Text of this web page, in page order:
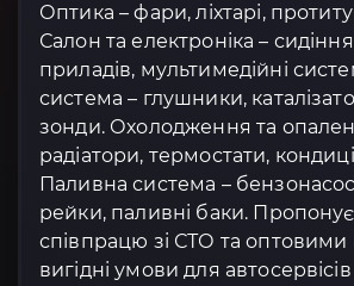
Оптика – фари, ліхтарі,
Салон та електроніка –
приладів, мультимедійні
система – глушники,
зонди. Охолодження та
радіатори, термостати,
Паливна система –
рейки, паливні баки.
співпрацю зі СТО та
вигідні умови для